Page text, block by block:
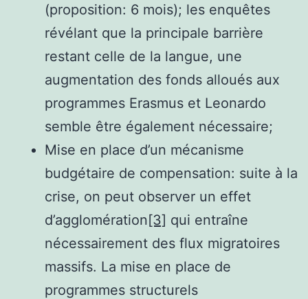
(proposition: 6 mois); les enquêtes
révélant que la principale barrière
restant celle de la langue, une
augmentation des fonds alloués aux
programmes Erasmus et Leonardo
semble être également nécessaire;
Mise en place d’un mécanisme
budgétaire de compensation: suite à la
crise, on peut observer un effet
d’agglomération[3] qui entraîne
nécessairement des flux migratoires
massifs. La mise en place de
programmes structurels